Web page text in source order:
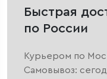
Быстрая
по России
Курьером по
Самовывоз: